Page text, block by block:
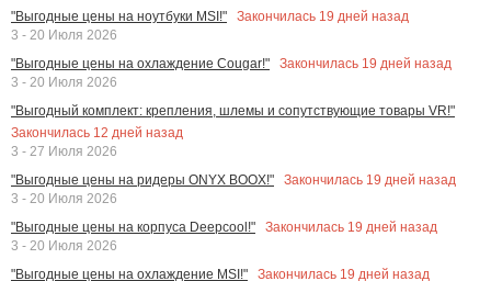
"Выгодные цены на ноутбуки MSI!"
Закончилась 19 дней назад
3 - 20 Июля 2026
"Выгодные цены на охлаждение Cougar!"
Закончилась 19 дней назад
3 - 20 Июля 2026
"Выгодный комплект: крепления, шлемы и сопутствующие товары VR!"
Закончилась 12 дней назад
3 - 27 Июля 2026
"Выгодные цены на ридеры ONYX BOOX!"
Закончилась 19 дней назад
3 - 20 Июля 2026
"Выгодные цены на корпуса Deepcool!"
Закончилась 19 дней назад
3 - 20 Июля 2026
"Выгодные цены на охлаждение MSI!"
Закончилась 19 дней назад